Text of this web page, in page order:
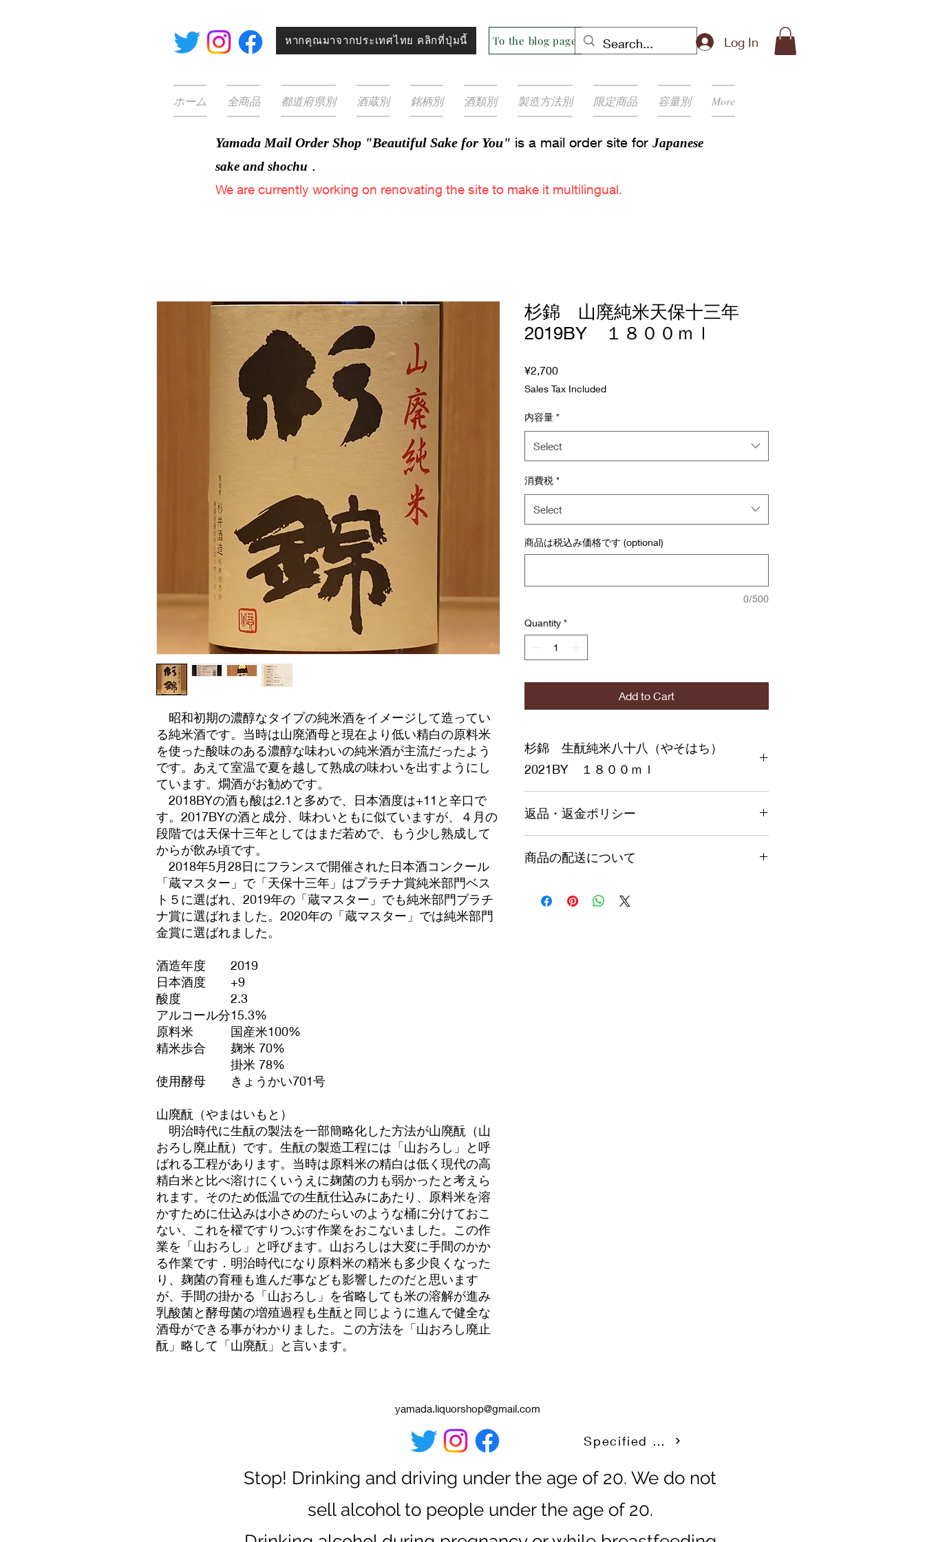
หากคุณมาจากประเทศไทย คลิกที่ปุ่มนี้ To the blog page Log In
ホーム 全商品 都道府県別 酒蔵別 銘柄別 酒類別 製造方法別 限定商品 容量別 More
Yamada Mail Order Shop "Beautiful Sake for You" is a mail order site for Japanese
sake and shochu .
We are currently working on renovating the site to make it multilingual.
昭和初期の濃醇なタイプの純米酒をイメージして造ってい
る純米酒です。当時は山廃酒母と現在より低い精白の原料米
を使った酸味のある濃醇な味わいの純米酒が主流だったよう
です。あえて室温で夏を越して熟成の味わいを出すようにし
ています。燗酒がお勧めです。
2018BYの酒も酸は2.1と多めで、日本酒度は+11と辛口で
す。2017BYの酒と成分、味わいともに似ていますが、４月の
段階では天保十三年としてはまだ若めで、もう少し熟成して
からが飲み頃です。
2018年5月28日にフランスで開催された日本酒コンクール
「蔵マスター」で「天保十三年」はプラチナ賞純米部門ベス
ト５に選ばれ、2019年の「蔵マスター」でも純米部門プラチ
ナ賞に選ばれました。2020年の「蔵マスター」では純米部門
金賞に選ばれました。
酒造年度
2019
日本酒度
+9
酸度
2.3
アルコール分15.3%
原料米
国産米100%
精米歩合
麹米 70%
掛米 78%
使用酵母
きょうかい701号
山廃酛（やまはいもと）
明治時代に生酛の製法を一部簡略化した方法が山廃酛（山
おろし廃止酛）です。生酛の製造工程には「山おろし」と呼
ばれる工程があります。当時は原料米の精白は低く現代の高
精白米と比べ溶けにくいうえに麹菌の力も弱かったと考えら
れます。そのため低温での生酛仕込みにあたり、原料米を溶
かすために仕込みは小さめのたらいのような桶に分けておこ
ない、これを櫂ですりつぶす作業をおこないました。この作
業を「山おろし」と呼びます。山おろしは大変に手間のかか
る作業です．明治時代になり原料米の精米も多少良くなった
り、麹菌の育種も進んだ事なども影響したのだと思います
が、手間の掛かる「山おろし」を省略しても米の溶解が進み
乳酸菌と酵母菌の増殖過程も生酛と同じように進んで健全な
酒母ができる事がわかりました。この方法を「山おろし廃止
酛」略して「山廃酛」と言います。
杉錦 山廃純米天保十三年
2019BY １８００ｍｌ
¥2,700Price
Sales Tax Included
内容量 *
Select
消費税 *
Select
商品は税込み価格です (optional)
0/500
Quantity *
Add to Cart
杉錦 生酛純米八十八（やそはち）
2021BY １８００ｍｌ
返品・返金ポリシー
満足しなかった場合や、不備があった場合に行う手続き
だけます。
商品の配送について
北海道と沖縄は1本1500円となります。
yamada.liquorshop@gmail.com
Specified Commercial Transaction Law
Stop! Drinking and driving under the age of 20. We do not
sell alcohol to people under the age of 20.